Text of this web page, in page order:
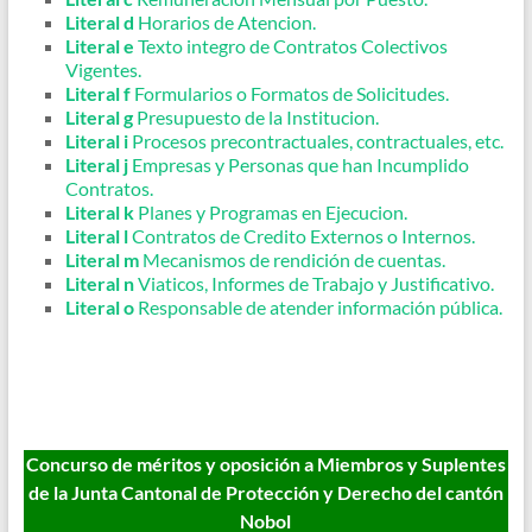
Literal d Horarios de Atencion.
Literal e Texto integro de Contratos Colectivos
Vigentes.
Literal f Formularios o Formatos de Solicitudes.
Literal g Presupuesto de la Institucion.
Literal i Procesos precontractuales, contractuales, etc.
Literal j Empresas y Personas que han Incumplido
Contratos.
Literal k Planes y Programas en Ejecucion.
Literal lContratos de Credito Externos o Internos.
Literal m Mecanismos de rendición de cuentas.
Literal nViaticos, Informes de Trabajo y Justificativo.
Literal o Responsable de atender información pública.
Concurso de méritos y oposición a Miembros y Suplentes
de la Junta Cantonal de Protección y Derecho del cantón
Nobol